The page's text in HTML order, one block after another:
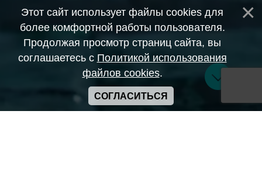
Этот сайт использует файлы cookies для
более комфортной работы пользователя.
Продолжая просмотр страниц сайта, вы
соглашаетесь с Политикой использования
файлов cookies.
СОГЛАСИТЬСЯ